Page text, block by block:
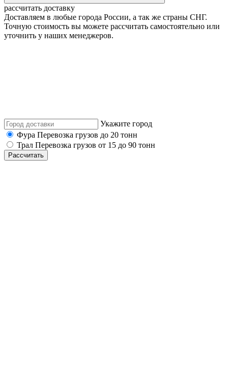
рассчитать доставку
Доставляем в любые города России, а так же страны СНГ.
Точную стоимость вы можете рассчитать самостоятельно или
уточнить у наших менеджеров.
Укажите город
Фура Перевозка грузов до 20 тонн
Трал Перевозка грузов от 15 до 90 тонн
Рассчитать